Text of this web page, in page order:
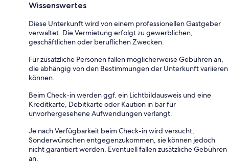
Wissenswertes
Diese Unterkunft wird von einem professionellen Gastgeber
verwaltet. Die Vermietung erfolgt zu gewerblichen,
geschäftlichen oder beruflichen Zwecken.
Für zusätzliche Personen fallen möglicherweise Gebühren an,
die abhängig von den Bestimmungen der Unterkunft variieren
können.
Beim Check-in werden ggf. ein Lichtbildausweis und eine
Kreditkarte, Debitkarte oder Kaution in bar für
unvorhergesehene Aufwendungen verlangt.
Je nach Verfügbarkeit beim Check-in wird versucht,
Sonderwünschen entgegenzukommen, sie können jedoch
nicht garantiert werden. Eventuell fallen zusätzliche Gebühren
an.